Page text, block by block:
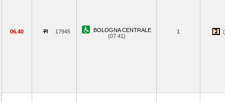
06.40 17945
BOLOGNA CENTRALE
(07.41)
1